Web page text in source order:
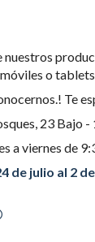
nuestros
o
Te
23 Bajo
a viernes de
de julio al 2